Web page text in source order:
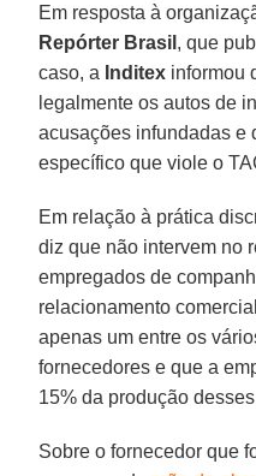
Em resposta à
Repórter Brasil , que
caso, a Inditex informou
legalmente os autos de
acusações infundadas e
específico que viole o
Em relação à prática
diz que não intervem no
empregados de
relacionamento
apenas um entre os
fornecedores e que a
15% da produção
Sobre o fornecedor que